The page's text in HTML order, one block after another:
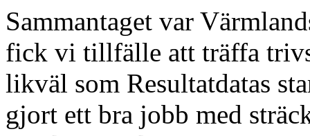
Sammantaget var
fick vi tillfälle att träffa
likväl som Resultatdatas
gjort ett bra jobb med